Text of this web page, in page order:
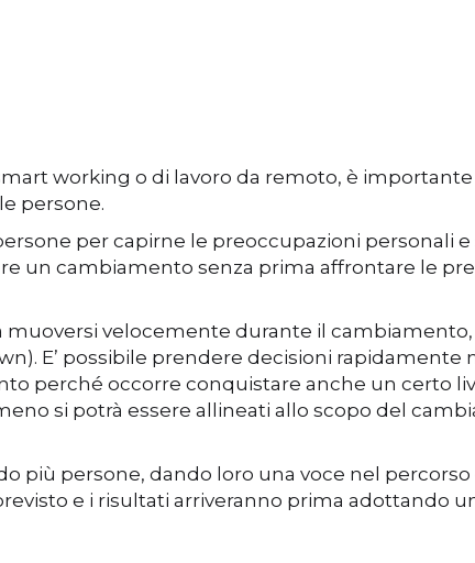
working o di lavoro da remoto, è
persone.
per capirne le preoccupazioni personali e
un cambiamento senza prima affrontare le
muoversi velocemente durante il
E’ possibile prendere decisioni
perché occorre conquistare anche un certo
si potrà essere allineati allo scopo del
più persone, dando loro una voce nel percorso
e i risultati arriveranno prima adottando